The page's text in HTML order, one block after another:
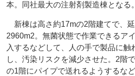
本。同社最大の注射剤製造棟となる。
新棟は高さ約17mの2階建てで、
2960m2。無菌状態で作業できるア
入するなどして、人の手で製品に触
し、汚染リスクを減少させた。2階
の1階にパイプで送れるようするな